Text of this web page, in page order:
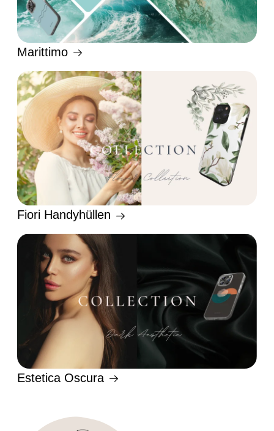
Marittimo
Fiori Handyhüllen
Estetica Oscura